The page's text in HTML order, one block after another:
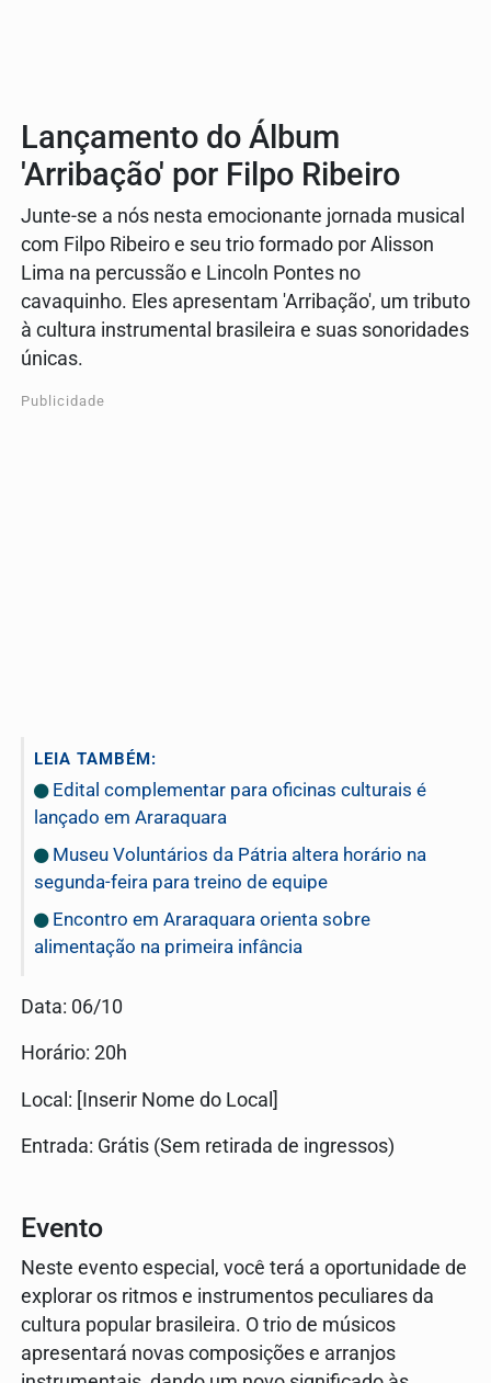
Lançamento do Álbum
'Arribação' por Filpo Ribeiro
Junte-se a nós nesta emocionante jornada musical
com Filpo Ribeiro e seu trio formado por Alisson
Lima na percussão e Lincoln Pontes no
cavaquinho. Eles apresentam 'Arribação', um tributo
à cultura instrumental brasileira e suas sonoridades
únicas.
Publicidade
LEIA TAMBÉM:
Edital complementar para oficinas culturais é
lançado em Araraquara
Museu Voluntários da Pátria altera horário na
segunda-feira para treino de equipe
Encontro em Araraquara orienta sobre
alimentação na primeira infância
Data: 06/10
Horário: 20h
Local: [Inserir Nome do Local]
Entrada: Grátis (Sem retirada de ingressos)
Evento
Neste evento especial, você terá a oportunidade de
explorar os ritmos e instrumentos peculiares da
cultura popular brasileira. O trio de músicos
apresentará novas composições e arranjos